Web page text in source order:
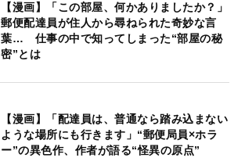
【漫画】「この部屋、何かありましたか？」
郵便配達員が住人から尋ねられた奇妙な言
葉… 仕事の中で知ってしまった“部屋の秘
密”とは
【漫画】「配達員は、普通なら踏み込まない
ような場所にも行きます」“郵便局員×ホラ
ー”の異色作、作者が語る“怪異の原点”